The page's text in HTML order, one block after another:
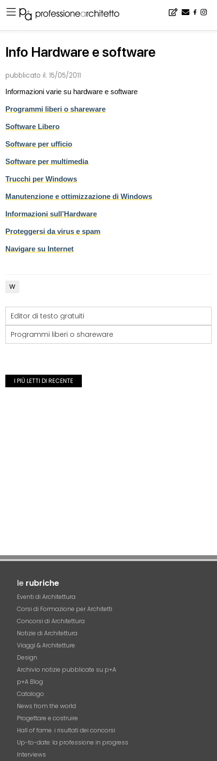
Info Hardware e software
pubblicato il:15/05/2011
Informazioni varie su hardware e software
Programmi liberi o shareware
Software Libero
Software per ufficio
Software per multimedia
Trucchi per Windows
Manutenzione e ottimizzazione di Windows
Informazioni sull’Hardware
Proteggersi da virus e spam
Navigare su Internet
W
Editor di testo gratuiti
Programmi liberi o shareware
I PIÙ LETTI DI RECENTE
le rubriche
Eventi di Architettura
Corsi di Formazione per Architetti
Concorsi di Architettura
Notizie di Architettura
Viaggi & Architetture
Design
Archivio notizie pubblicate su p+A
p+A Blog
Catalogo
News from the world
Progettare e costruire
Hall of fame. i risultati dei concorsi
Up-to-date: la professione in progress
Interviews